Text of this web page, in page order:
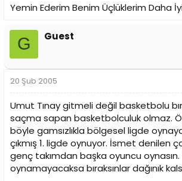
Yemin Ederim Benim Üçlüklerim Daha
G Guest
20 Şub 2005
Umut Tınay gitmeli değil basketbolu
saçma sapan basketbolculuk olmaz.
böyle gamsızlıkla bölgesel ligde
çıkmış 1. ligde oynuyor. İsmet denilen
genç takımdan başka oyuncu oynasın.
oynamayacaksa bıraksınlar dağınık